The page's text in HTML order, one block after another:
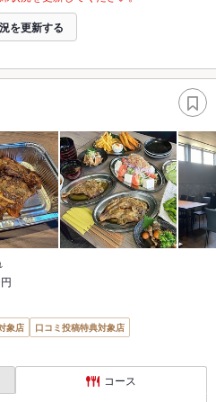
を更新する
象店
口コミ投稿特典対象店
コース